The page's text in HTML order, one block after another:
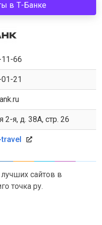
в Т-Банке
66
21
2-я, д. 38А, стр. 26
сайтов в
точка ру.